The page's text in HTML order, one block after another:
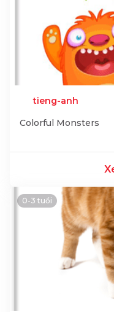
tieng-anh
Colorful Monsters
0-3 tuổi